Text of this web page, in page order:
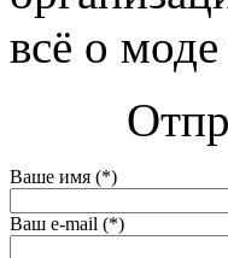
всё о
Ваше имя (*)
Ваш e-mail (*)